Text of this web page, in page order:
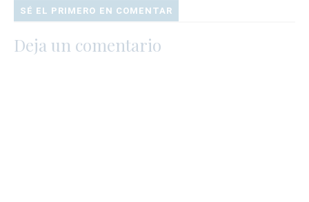
SÉ EL PRIMERO EN COMENTAR
Deja un comentario